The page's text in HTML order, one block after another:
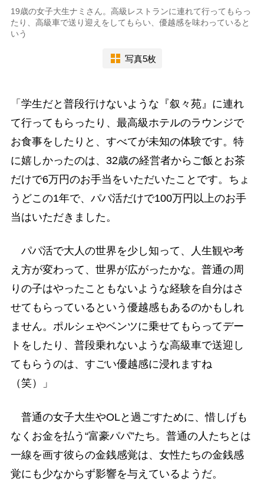
19歳の女子大生ナミさん。高級レストランに連れて行ってもらっ
たり、高級車で送り迎えをしてもらい、優越感を味わっていると
いう
写真5枚
「学生だと普段行けないような『叙々苑』に連れ
て行ってもらったり、最高級ホテルのラウンジで
お食事をしたりと、すべてが未知の体験です。特
に嬉しかったのは、32歳の経営者からご飯とお茶
だけで6万円のお手当をいただいたことです。ちょ
うどこの1年で、パパ活だけで100万円以上のお手
当はいただきました。
パパ活で大人の世界を少し知って、人生観や考
え方が変わって、世界が広がったかな。普通の周
りの子はやったこともないような経験を自分はさ
せてもらっているという優越感もあるのかもしれ
ません。ポルシェやベンツに乗せてもらってデー
トをしたり、普段乗れないような高級車で送迎し
てもらうのは、すごい優越感に浸れますね
（笑）」
普通の女子大生やOLと過ごすために、惜しげも
なくお金を払う“富豪パパ”たち。普通の人たちとは
一線を画す彼らの金銭感覚は、女性たちの金銭感
覚にも少なからず影響を与えているようだ。